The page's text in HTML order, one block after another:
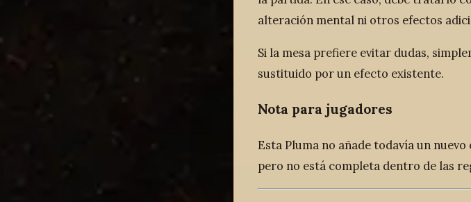
alteración mental ni otros efectos
Si la mesa prefiere evitar dudas,
sustituido por un efecto existente.
Nota para jugadores
Esta Pluma no añade todavía un
pero no está completa dentro de las